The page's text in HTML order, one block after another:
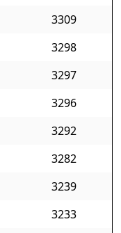
3309
3298
3297
3296
3292
3282
3239
3233